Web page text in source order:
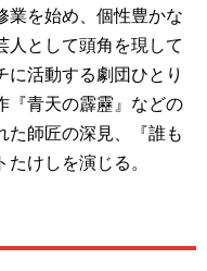
業を始め、個性豊かな
人として頭角を現して
活動する劇団ひとり
『青天の霹靂』などの
た師匠の深見、『誰も
けしを演じる。